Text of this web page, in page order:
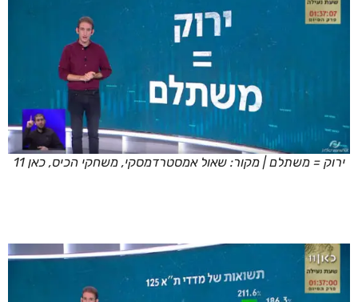
ירוק = משתלם | מקור: שאול אמסטרדמסקי, משחקי הכיס, כאן 11